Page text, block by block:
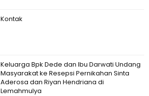
Kontak
Keluarga Bpk Dede dan Ibu Darwati Undang
Masyarakat ke Resepsi Pernikahan Sinta
Aderosa dan Riyan Hendriana di
Lemahmulya